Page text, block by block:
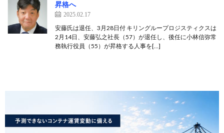
昇格へ
2025.02.17
安藤氏は退任、3月28日付 キリングループロジスティクスは
2月14日、安藤弘之社長（57）が退任し、後任に小林信弥常
務執行役員（55）が昇格する人事を[…]